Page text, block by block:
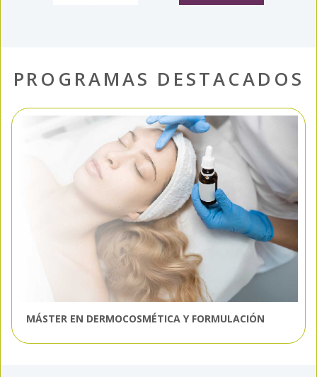
PROGRAMAS DESTACADOS
MÁSTER EN DERMOCOSMÉTICA Y FORMULACIÓN